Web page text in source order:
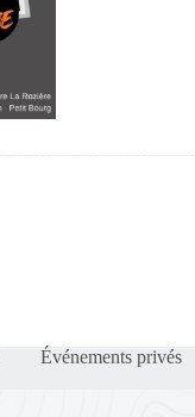
Événements privés